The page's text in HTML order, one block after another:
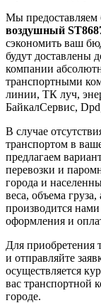
Мы предоставляем
воздушный
сэкономить ваш
будут доставлены
компании
транспортными
линии, ТК луч,
БайкалСервис,
В случае
транспортом в
предлагаем
перевозки и
города и
веса, объема
производится
оформления и
Для приобретения
и отправляйте
осуществляется
вас транспортной
городе.